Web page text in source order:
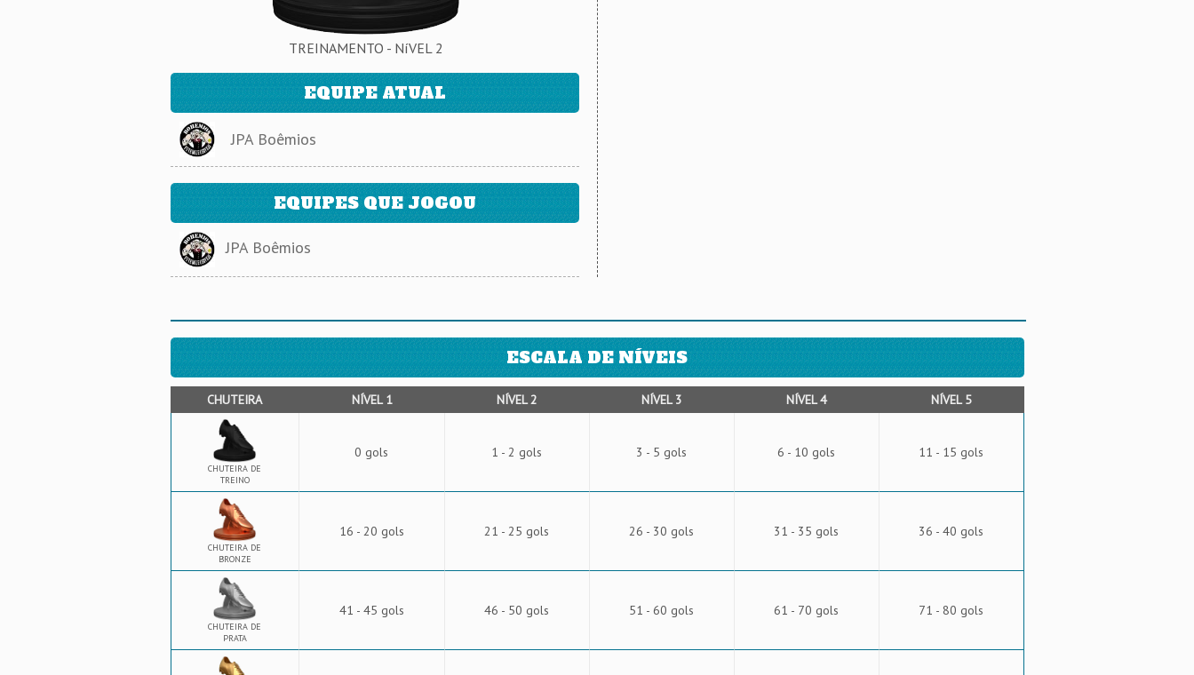
TREINAMENTO - NíVEL 2
EQUIPE ATUAL
JPA Boêmios
EQUIPES QUE JOGOU
JPA Boêmios
ESCALA DE NÍVEIS
CHUTEIRA NÍVEL 1 NÍVEL 2 NÍVEL 3 NÍVEL 4 NÍVEL 5
CHUTEIRA DE
TREINO
0 gols 1 - 2 gols 3 - 5 gols 6 - 10 gols 11 - 15 gols
CHUTEIRA DE
BRONZE
16 - 20 gols 21 - 25 gols 26 - 30 gols 31 - 35 gols 36 - 40 gols
CHUTEIRA DE
PRATA
41 - 45 gols 46 - 50 gols 51 - 60 gols 61 - 70 gols 71 - 80 gols